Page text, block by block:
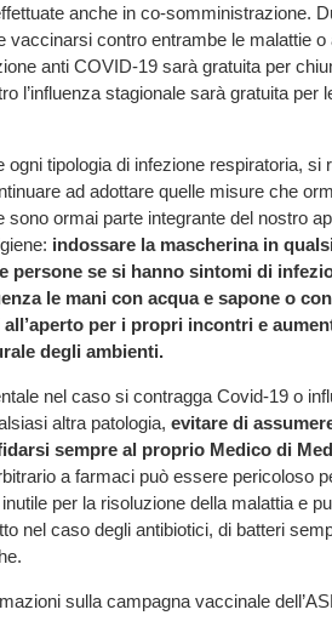
anche in co-somministrazione.
vaccinarsi contro entrambe le malattie o
anti COVID-19 sarà gratuita per
l’influenza stagionale sarà gratuita per
ogni tipologia di infezione respiratoria, si
ad adottare quelle misure che
sono ormai parte integrante del nostro
indossare la mascherina in
persone se si hanno sintomi di
le mani con acqua e sapone o
per i propri incontri e
degli ambienti.
nel caso si contragga Covid-19 o
altra patologia, evitare di
sempre al proprio Medico di
a farmaci può essere pericoloso
per la risoluzione della malattia e
nel caso degli antibiotici, di batteri
sulla campagna vaccinale